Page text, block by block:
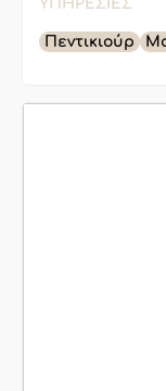
ΥΠΗΡΕΣΊΕΣ
Πεντικιούρ